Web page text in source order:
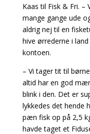
Kaas til Fisk & Fri.
mange gange ude
aldrig nej til en
hive ørrederne i
kontoen.
– Vi tager tit til
altid har en god
blink i den. Det er
lykkedes det hende
pæn fisk op på 2,5
havde taget et